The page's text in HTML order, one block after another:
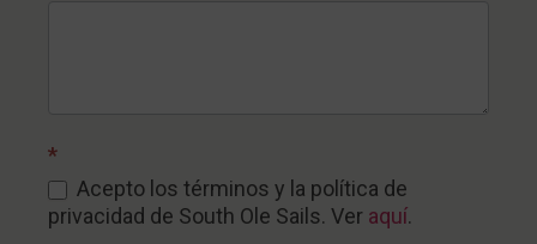
*
Acepto los términos y la política de
privacidad de South Ole Sails. Ver aquí.